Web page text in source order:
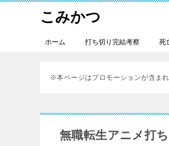
こみかつ
ホーム 打ち切り完結考察 死
※本ページはプロモーションが含ま
無職転生アニメ打